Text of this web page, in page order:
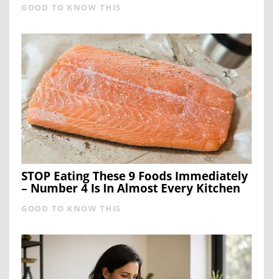
GOOD TO KNOW THIS
STOP Eating These 9 Foods Immediately
– Number 4 Is In Almost Every Kitchen
GOOD TO KNOW THIS